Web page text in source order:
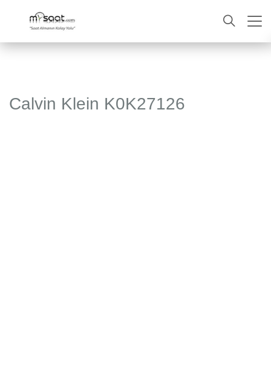
ARA
Calvin Klein K0K27126